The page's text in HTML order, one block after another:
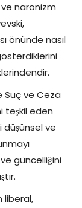
ve naronizm
önünde nasıl
Suç ve Ceza
teşkil eden
düşünsel ve
güncelliğini
liberal,